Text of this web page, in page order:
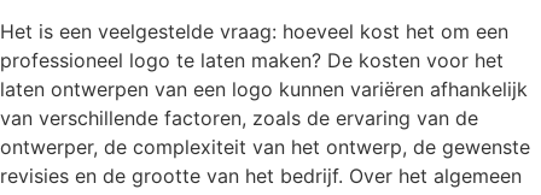
Het is een veelgestelde vraag: hoeveel kost het om een
professioneel logo te laten maken? De kosten voor het
laten ontwerpen van een logo kunnen variëren afhankelijk
van verschillende factoren, zoals de ervaring van de
ontwerper, de complexiteit van het ontwerp, de gewenste
revisies en de grootte van het bedrijf. Over het algemeen